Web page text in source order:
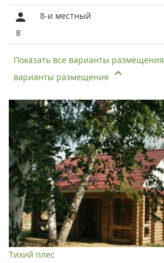
8
8-и местный
Показать все варианты размещения
варианты размещения
Тихий плес